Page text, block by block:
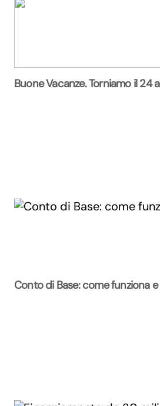
Buone Vacanze. Torniamo il 24
Conto di Base: come funziona